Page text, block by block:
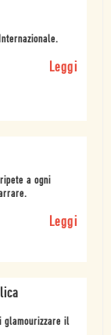
Leggi
a ogni
Leggi
glamourizzare il